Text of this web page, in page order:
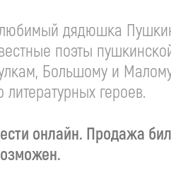
дядюшка
поэты
Большому и
героев.
онлайн. Продажа